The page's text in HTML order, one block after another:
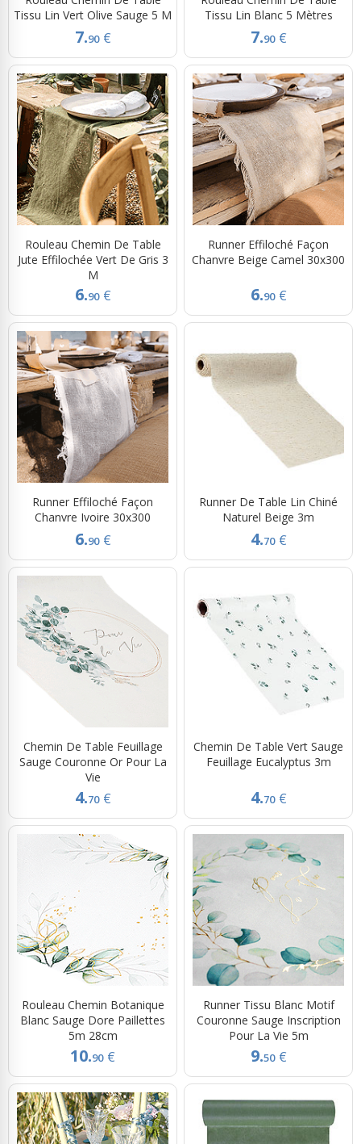
Tissu Lin Vert Olive Sauge 5 M
7.90 €
Tissu Lin Blanc 5 Mètres
7.90 €
Rouleau Chemin De Table
Jute Effilochée Vert De Gris 3
M
6.90 €
Runner Effiloché Façon
Chanvre Beige Camel 30x300
6.90 €
Runner Effiloché Façon
Chanvre Ivoire 30x300
6.90 €
Runner De Table Lin Chiné
Naturel Beige 3m
4.70 €
Chemin De Table Feuillage
Sauge Couronne Or Pour La
Vie
4.70 €
Chemin De Table Vert Sauge
Feuillage Eucalyptus 3m
4.70 €
Rouleau Chemin Botanique
Blanc Sauge Dore Paillettes
5m 28cm
10.90 €
Runner Tissu Blanc Motif
Couronne Sauge Inscription
Pour La Vie 5m
9.50 €